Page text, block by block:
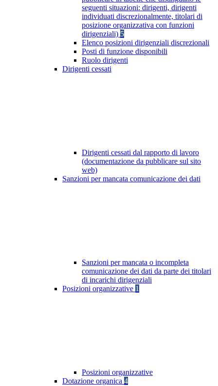
seguenti situazioni: dirigenti, dirigenti
individuati discrezionalmente, titolari di
posizione organizzativa con funzioni
dirigenziali) 5
Elenco posizioni dirigenziali discrezionali
Posti di funzione disponibili
Ruolo dirigenti
Dirigenti cessati
Dirigenti cessati dal rapporto di lavoro
(documentazione da pubblicare sul sito
web)
Sanzioni per mancata comunicazione dei dati
Sanzioni per mancata o incompleta
comunicazione dei dati da parte dei titolari
di incarichi dirigenziali
Posizioni organizzative 1
Posizioni organizzative
Dotazione organica 4